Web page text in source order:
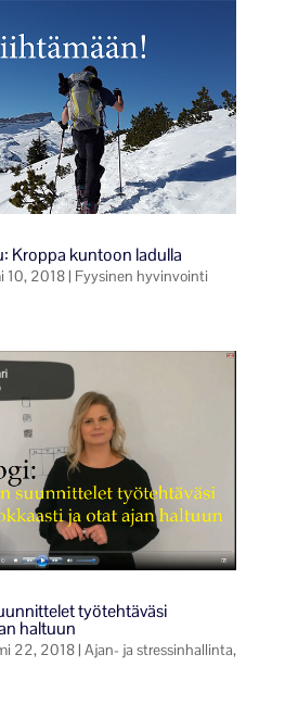
Kroppa kuntoon ladulla
10, 2018| Fyysinen hyvinvointi
työtehtäväsi
haltuun
22, 2018| Ajan- ja stressinhallinta,